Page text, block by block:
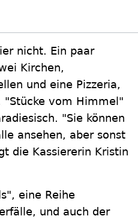
nicht. Ein paar
Kirchen,
und eine Pizzeria,
"Stücke vom Himmel"
"Sie können
ansehen, aber sonst
die Kassiererin Kristin
eine Reihe
und auch der